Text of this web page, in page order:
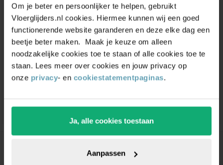
Om je beter en persoonlijker te helpen, gebruikt
Vloerglijders.nl cookies. Hiermee kunnen wij een goed
functionerende website garanderen en deze elke dag een
beetje beter maken. Maak je keuze om alleen
noodzakelijke cookies toe te staan of alle cookies toe te
staan. Lees meer over cookies en jouw privacy op
onze privacy- en cookiestatementpaginas.
Ja, alle cookies toestaan
Aanpassen
Uniekekortingsactiesen
inspiratieontvangen?
Schrijf je in voor onze nieuwsbrief. Ontvang
exclusieve kortingen,leuketips,en5% kortingop
je eerste bestelling.